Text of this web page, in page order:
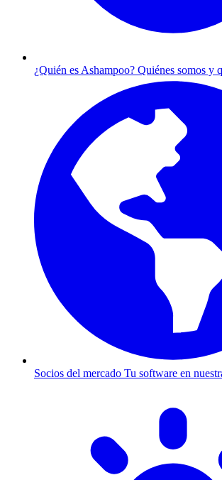
¿Quién es Ashampoo? Quiénes somos y
Socios del mercado Tu software en